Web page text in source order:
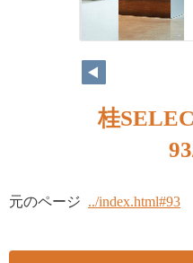
桂
元のページ ../index.html#93